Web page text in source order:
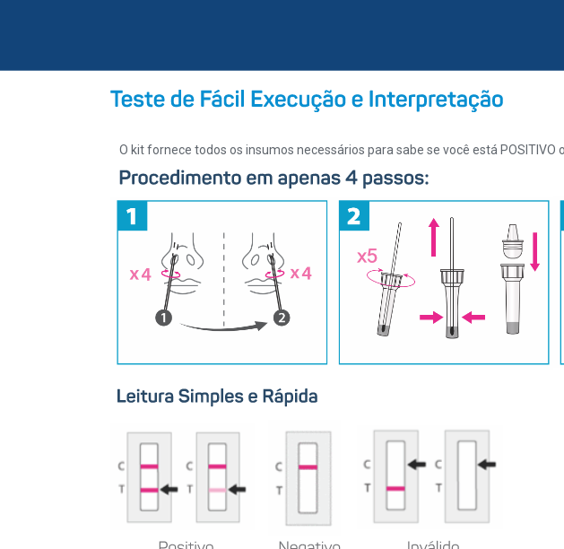
O kit fornece todos os insumos necessários para sabe se você está POSITIVO